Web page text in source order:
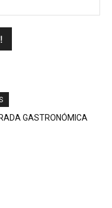
GASTRONÓMICA